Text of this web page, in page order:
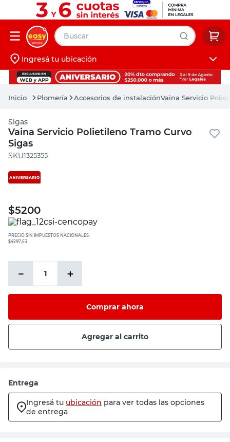
Buscar
Iniciá sesión
Ingresá tu ubicación
Plomería Accesorios de instalaciónVaina Servicio
Sigas
Vaina Servicio Polietileno Tramo Curvo
Sigas
:1325355
$5200
PRECIO SIN IMPUESTOS NACIONALES:
$4297,53
＋
－
Comprar ahora
Agregar al carrito
Entrega
Ingresá tu ubicación para ver todas las opciones
de entrega
muebles
pintura
escritorio
puertas
placard